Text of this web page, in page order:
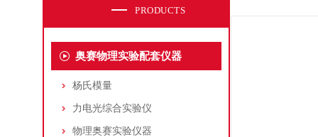
PRODUCTS
奥赛物理实验配套仪器
杨氏模量
力电光综合实验仪
物理奥赛实验仪器